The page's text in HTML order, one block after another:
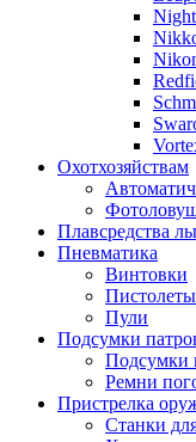
Охотхозяйствам
Плавсредства
Пневматика
Винтовки
Пистолеты
Пули
Подсумки
Подсумки
Ремни
Пристрелка
Станки